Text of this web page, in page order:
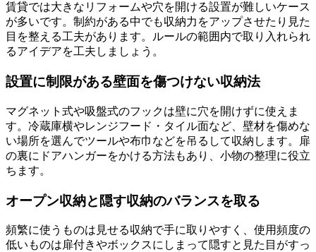
賃貸では大きなリフォームや穴を開ける設置が難しいケース
が多いです。制約がある中でも収納力をアップさせたり見た
目を整える工夫があります。ルールの範囲内で取り入れられ
るアイデアを工夫しましょう。
設置に制限がある壁面を傷つけない収納法
マグネット式や吸盤式のフックは壁に穴を開けずに使えま
す。冷蔵庫横やレンジフード・タイル面など、壁材を傷めな
い場所を選んでツールや布巾などを吊るして収納します。扉
の裏にドアハンガーをかける方法もあり、小物の整理に役立
ちます。
オープン収納と隠す収納のバランスを取る
頻繁に使うものは見せる収納で手に取りやすく、使用頻度の
低いものは扉付きやボックスにしまって隠すと見た目がすっ